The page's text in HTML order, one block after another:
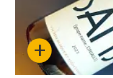
akkurat
nå+